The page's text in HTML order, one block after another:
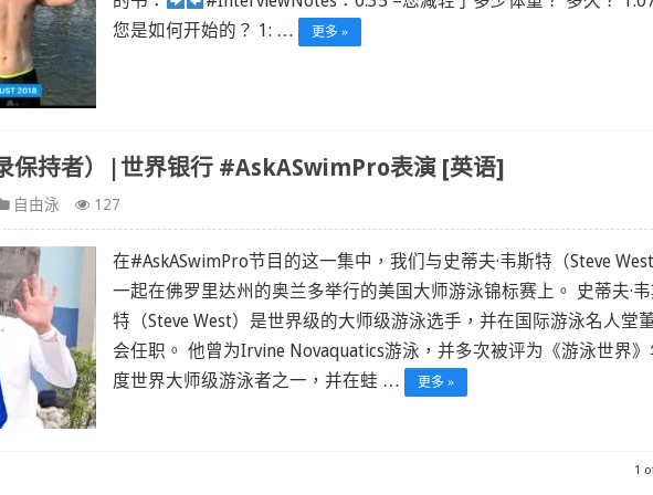
您是如何开始的？ 1: …
更多 »
保持者）|世界银行 #AskASwimPro表演 [英语]
自由泳 127
在#AskASwimPro节目的这一集中，我们与史蒂夫·韦斯特（Steve West
一起在佛罗里达州的奥兰多举行的美国大师游泳锦标赛上。 史蒂夫·
特（Steve West）是世界级的大师级游泳选手，并在国际游泳名人堂
会任职。 他曾为Irvine Novaquatics游泳，并多次被评为《游泳世界》
度世界大师级游泳者之一，并在蛙 …
更多 »
1